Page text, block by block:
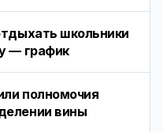
школьники
— график
полномочия
вины